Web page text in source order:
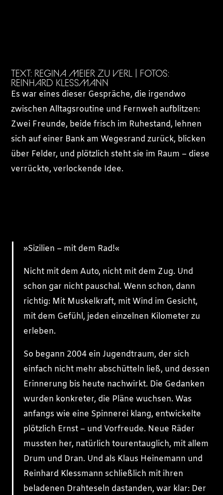
TEXT: REGINA MEIER ZU VERL | FOTOS:
REINHARD KLESSMANN
Es war eines dieser Gespräche, die irgendwo
zwischen Alltagsroutine und Fernweh aufblitzen:
Zwei Freunde, beide frisch im Ruhestand, lehnen
sich auf einer Bank am Wegesrand zurück, blicken
über Felder, und plötzlich steht sie im Raum – diese
verrückte, verlockende Idee.
»Sizilien – mit dem Rad!«
Nicht mit dem Auto, nicht mit dem Zug. Und
schon gar nicht pauschal. Wenn schon, dann
richtig: Mit Muskelkraft, mit Wind im Gesicht,
mit dem Gefühl, jeden einzelnen Kilometer zu
erleben.
So begann 2004 ein Jugendtraum, der sich
einfach nicht mehr abschütteln ließ, und dessen
Erinnerung bis heute nachwirkt. Die Gedanken
wurden konkreter, die Pläne wuchsen. Was
anfangs wie eine Spinnerei klang, entwickelte
plötzlich Ernst – und Vorfreude. Neue Räder
mussten her, natürlich tourentauglich, mit allem
Drum und Dran. Und als Klaus Heinemann und
Reinhard Klessmann schließlich mit ihren
beladenen Drahteseln dastanden, war klar: Der